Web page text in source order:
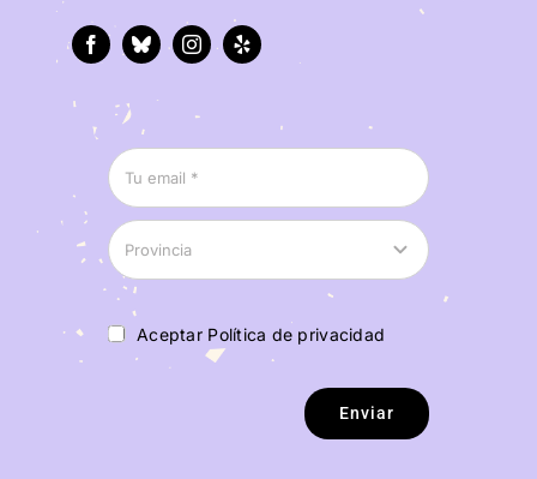
Aceptar Política de privacidad
Enviar